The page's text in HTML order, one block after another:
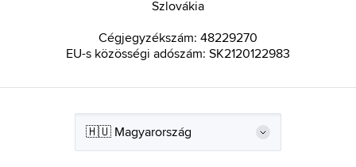
Szlovákia
Cégjegyzékszám: 48229270
EU-s közösségi adószám: SK2120122983